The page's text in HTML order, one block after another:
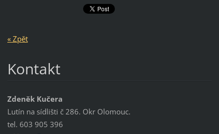
« Zpět
Kontakt
Zdeněk Kučera
Lutín na sídlišti č 286. Okr Olomouc.
tel. 603 905 396